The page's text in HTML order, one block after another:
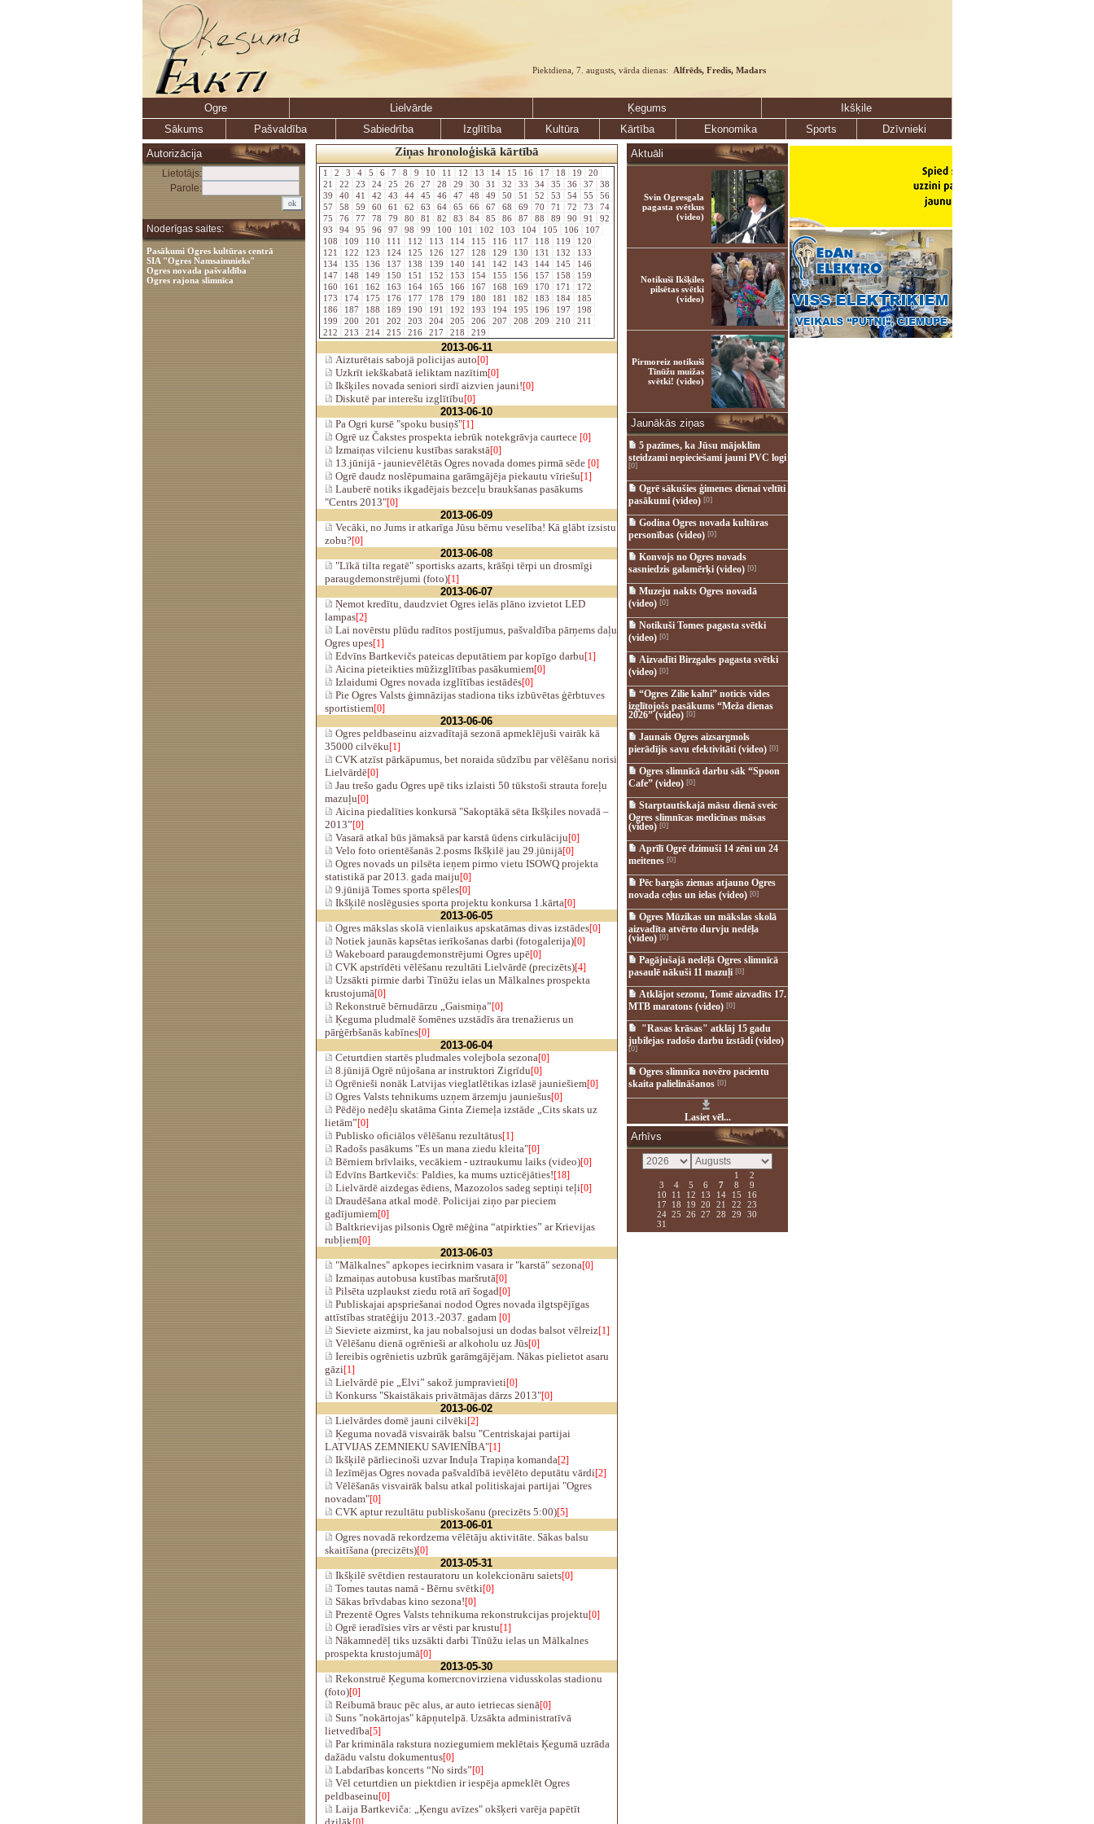
Piektdiena, 7. augusts, vārda dienas: Alfrēds, Fredis, Madars
Ogre Lielvārde Ķegums
Ikšķile
Sākums
Pašvaldība Sabiedrība Izglītība Kultūra Kārtība Ekonomika Sports
Dzīvnieki
Autorizācija
Lietotājs:
Parole:
Noderīgas saites:
Pasākumi Ogres kultūras centrā
SIA "Ogres Namsaimnieks"
Ogres novada pašvaldība
Ogres rajona slimnīca
Ziņas hronoloģiskā kārtībā
1 2 3 4 5 6 7 8 9 10 11 12 13 14 15 16 17 18 19
20
21
22 23 24 25 26 27 28 29 30 31 32 33 34 35 36 37
38
39
40 41 42 43 44 45 46 47 48 49 50 51 52 53 54 55
56
57
58 59 60 61 62 63 64 65 66 67 68 69 70 71 72 73
74
75
76 77 78 79 80 81 82 83 84 85 86 87 88 89 90 91
92
93
94 95 96 97 98 99 100 101 102 103 104 105 106
107
108
109 110 111 112 113 114 115 116 117 118 119
120
121
122 123 124 125 126 127 128 129 130 131 132
133
134
135 136 137 138 139 140 141 142 143 144 145
146
147
148 149 150 151 152 153 154 155 156 157 158
159
160
161 162 163 164 165 166 167 168 169 170 171
172
173
174 175 176 177 178 179 180 181 182 183 184
185
186
187 188 189 190 191 192 193 194 195 196 197
198
199
200 201 202 203 204 205 206 207 208 209 210
211
212
213 214 215 216 217 218 219
2013-06-11
Aizturētais sabojā policijas auto[0]
Uzkrīt iekškabatā ieliktam nazītim[0]
Ikšķiles novada seniori sirdī aizvien jauni![0]
Diskutē par interešu izglītību[0]
2013-06-10
Pa Ogri kursē "spoku busiņš"[1]
Ogrē uz Čakstes prospekta iebrūk notekgrāvja caurtece [0]
Izmaiņas vilcienu kustības sarakstā[0]
13.jūnijā - jaunievēlētās Ogres novada domes pirmā sēde [0]
Ogrē daudz noslēpumaina garāmgājēja piekautu vīriešu[1]
Lauberē notiks ikgadējais bezceļu braukšanas pasākums
"Centrs 2013"[0]
2013-06-09
Vecāki, no Jums ir atkarīga Jūsu bērnu veselība! Kā glābt izsistu
zobu?[0]
2013-06-08
"Līkā tilta regatē" sportisks azarts, krāšņi tērpi un drosmīgi
paraugdemonstrējumi (foto)[1]
2013-06-07
Ņemot kredītu, daudzviet Ogres ielās plāno izvietot LED
lampas[2]
Lai novērstu plūdu radītos postījumus, pašvaldība pārņems daļu
Ogres upes[1]
Edvīns Bartkevičs pateicas deputātiem par kopīgo darbu[1]
Aicina pieteikties mūžizglītības pasākumiem[0]
Izlaidumi Ogres novada izglītības iestādēs[0]
Pie Ogres Valsts ģimnāzijas stadiona tiks izbūvētas ģērbtuves
sportistiem[0]
2013-06-06
Ogres peldbaseinu aizvadītajā sezonā apmeklējuši vairāk kā
35000 cilvēku[1]
CVK atzīst pārkāpumus, bet noraida sūdzību par vēlēšanu norisi
Lielvārdē[0]
Jau trešo gadu Ogres upē tiks izlaisti 50 tūkstoši strauta foreļu
mazuļu[0]
Aicina piedalīties konkursā "Sakoptākā sēta Ikšķiles novadā –
2013”[0]
Vasarā atkal būs jāmaksā par karstā ūdens cirkulāciju[0]
Velo foto orientēšanās 2.posms Ikšķilē jau 29.jūnijā[0]
Ogres novads un pilsēta ieņem pirmo vietu ISOWQ projekta
statistikā par 2013. gada maiju[0]
9.jūnijā Tomes sporta spēles[0]
Ikšķilē noslēgusies sporta projektu konkursa 1.kārta[0]
2013-06-05
Ogres mākslas skolā vienlaikus apskatāmas divas izstādes[0]
Notiek jaunās kapsētas ierīkošanas darbi (fotogalerija)[0]
Wakeboard paraugdemonstrējumi Ogres upē[0]
CVK apstrīdēti vēlēšanu rezultāti Lielvārdē (precizēts)[4]
Uzsākti pirmie darbi Tīnūžu ielas un Mālkalnes prospekta
krustojumā[0]
Rekonstruē bērnudārzu „Gaismiņa”[0]
Ķeguma pludmalē šomēnes uzstādīs āra trenažierus un
pārģērbšanās kabīnes[0]
2013-06-04
Ceturtdien startēs pludmales volejbola sezona[0]
8.jūnijā Ogrē nūjošana ar instruktori Zigrīdu[0]
Ogrēnieši nonāk Latvijas vieglatlētikas izlasē jauniešiem[0]
Ogres Valsts tehnikums uzņem ārzemju jauniešus[0]
Pēdējo nedēļu skatāma Ginta Ziemeļa izstāde „Cits skats uz
lietām”[0]
Publisko oficiālos vēlēšanu rezultātus[1]
Radošs pasākums "Es un mana ziedu kleita"[0]
Bērniem brīvlaiks, vecākiem - uztraukumu laiks (video)[0]
Edvīns Bartkevičs: Paldies, ka mums uzticējāties![18]
Lielvārdē aizdegas ēdiens, Mazozolos sadeg septiņi teļi[0]
Draudēšana atkal modē. Policijai ziņo par pieciem
gadījumiem[0]
Baltkrievijas pilsonis Ogrē mēģina “atpirkties” ar Krievijas
rubļiem[0]
2013-06-03
"Mālkalnes" apkopes iecirknim vasara ir "karstā" sezona[0]
Izmaiņas autobusa kustības maršrutā[0]
Pilsēta uzplaukst ziedu rotā arī šogad[0]
Publiskajai apspriešanai nodod Ogres novada ilgtspējīgas
attīstības stratēģiju 2013.-2037. gadam [0]
Sieviete aizmirst, ka jau nobalsojusi un dodas balsot vēlreiz[1]
Vēlēšanu dienā ogrēnieši ar alkoholu uz Jūs[0]
Iereibis ogrēnietis uzbrūk garāmgājējam. Nākas pielietot asaru
gāzi[1]
Lielvārdē pie „Elvi” sakož jumpravieti[0]
Konkurss "Skaistākais privātmājas dārzs 2013"[0]
2013-06-02
Lielvārdes domē jauni cilvēki[2]
Ķeguma novadā visvairāk balsu "Centriskajai partijai
LATVIJAS ZEMNIEKU SAVIENĪBA"[1]
Ikšķilē pārliecinoši uzvar Induļa Trapiņa komanda[2]
Iezīmējas Ogres novada pašvaldībā ievēlēto deputātu vārdi[2]
Vēlēšanās visvairāk balsu atkal politiskajai partijai "Ogres
novadam"[0]
CVK aptur rezultātu publiskošanu (precizēts 5:00)[5]
2013-06-01
Ogres novadā rekordzema vēlētāju aktivitāte. Sākas balsu
skaitīšana (precizēts)[0]
2013-05-31
Ikšķilē svētdien restauratoru un kolekcionāru saiets[0]
Tomes tautas namā - Bērnu svētki[0]
Sākas brīvdabas kino sezona![0]
Prezentē Ogres Valsts tehnikuma rekonstrukcijas projektu[0]
Ogrē ieradīsies vīrs ar vēsti par krustu[1]
Nākamnedēļ tiks uzsākti darbi Tīnūžu ielas un Mālkalnes
prospekta krustojumā[0]
2013-05-30
Rekonstruē Ķeguma komercnovirziena vidusskolas stadionu
(foto)[0]
Reibumā brauc pēc alus, ar auto ietriecas sienā[0]
Suns "nokārtojas" kāpņutelpā. Uzsākta administratīvā
lietvedība[5]
Par krimināla rakstura noziegumiem meklētais Ķegumā uzrāda
dažādu valstu dokumentus[0]
Labdarības koncerts “No sirds”[0]
Vēl ceturtdien un piektdien ir iespēja apmeklēt Ogres
peldbaseinu[0]
Laija Bartkeviča: „Ķengu avīzes" okšķeri varēja papētīt
Aktuāli
Svin Ogresgala
pagasta svētkus
(video)
Notikuši Ikšķiles
pilsētas svētki
(video)
Pirmoreiz notikuši
Tīnūžu muižas
svētki! (video)
Jaunākās ziņas
5 pazīmes, ka Jūsu mājoklim
steidzami nepieciešami jauni PVC logi
[0]
Ogrē sākušies ģimenes dienai veltīti
pasākumi (video)[0]
Godina Ogres novada kultūras
personības (video)[0]
Konvojs no Ogres novads
sasniedzis galamērķi (video)[0]
Muzeju nakts Ogres novadā
(video)[0]
Notikuši Tomes pagasta svētki
(video)[0]
Aizvadīti Birzgales pagasta svētki
(video)[0]
“Ogres Zilie kalni” noticis vides
izglītojošs pasākums “Meža dienas
2026” (video)[0]
Jaunais Ogres aizsargmols
pierādījis savu efektivitāti (video)[0]
Ogres slimnīcā darbu sāk “Spoon
Cafe” (video)[0]
Starptautiskajā māsu dienā sveic
Ogres slimnīcas medicīnas māsas
(video)[0]
Aprīlī Ogrē dzimuši 14 zēni un 24
meitenes [0]
Pēc bargās ziemas atjauno Ogres
novada ceļus un ielas (video)[0]
Ogres Mūzikas un mākslas skolā
aizvadīta atvērto durvju nedēļa
(video)[0]
Pagājušajā nedēļā Ogres slimnīcā
pasaulē nākuši 11 mazuļi[0]
Atklājot sezonu, Tomē aizvadīts 17.
MTB maratons (video)[0]
"Rasas krāsas" atklāj 15 gadu
jubilejas radošo darbu izstādi (video)
[0]
Ogres slimnīca novēro pacientu
skaita palielināšanos [0]
Lasiet vēl...
Arhīvs
1
2
3
4 5 6 7 8
9
10
11 12 13 14 15
16
17
18 19 20 21 22
23
24 25 26 27 28 29
30
31